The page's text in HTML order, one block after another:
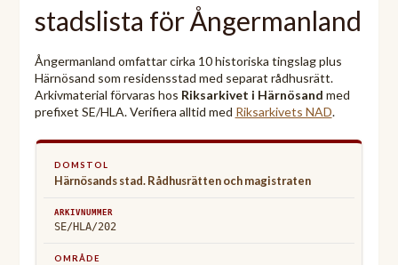
stadslista för Ångermanland
Ångermanland omfattar cirka 10 historiska tingslag plus
Härnösand som residensstad med separat rådhusrätt.
Arkivmaterial förvaras hos Riksarkivet i Härnösand med
prefixet SE/HLA. Verifiera alltid med Riksarkivets NAD.
Härnösands stad. Rådhusrätten och magistraten
SE/HLA/202